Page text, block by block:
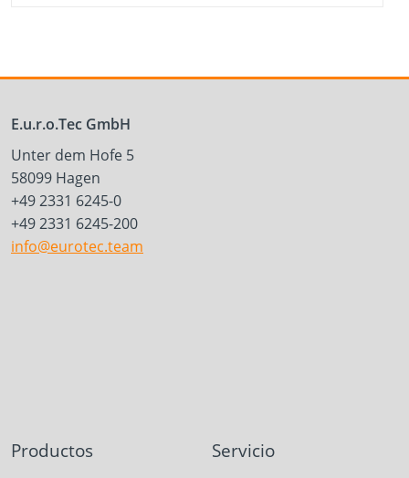
E.u.r.o.Tec GmbH
Unter dem Hofe 5
58099 Hagen
+49 2331 6245-0
+49 2331 6245-200
info@eurotec.team
Productos Servicio